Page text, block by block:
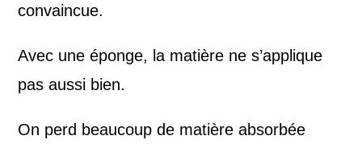
convaincue.
Avec une éponge, la matière ne s’applique
pas aussi bien.
On perd beaucoup de matière absorbée